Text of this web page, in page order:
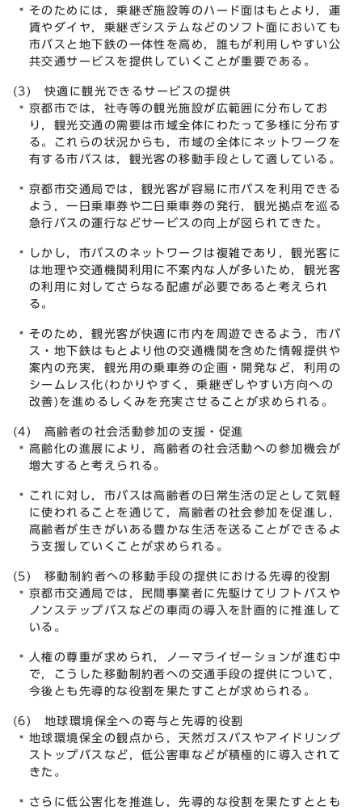
そのためには，乗継ぎ施設等のハード面はもとより，運
賃やダイヤ，乗継ぎシステムなどのソフト面においても
市バスと地下鉄の一体性を高め，誰もが利用しやすい公
共交通サービスを提供していくことが重要である。
(3) 快適に観光できるサービスの提供
京都市では，社寺等の観光施設が広範囲に分布してお
り，観光交通の需要は市域全体にわたって多様に分布す
る。これらの状況からも，市域の全体にネットワークを
有する市バスは，観光客の移動手段として適している。
京都市交通局では，観光客が容易に市バスを利用できる
よう，一日乗車券や二日乗車券の発行，観光拠点を巡る
急行バスの運行などサービスの向上が図られてきた。
しかし，市バスのネットワークは複雑であり，観光客に
は地理や交通機関利用に不案内な人が多いため，観光客
の利用に対してさらなる配慮が必要であると考えられ
る。
そのため，観光客が快適に市内を周遊できるよう，市バ
ス・地下鉄はもとより他の交通機関を含めた情報提供や
案内の充実，観光用の乗車券の企画・開発など，利用の
シームレス化(わかりやすく，乗継ぎしやすい方向への
改善)を進めるしくみを充実させることが求められる。
(4) 高齢者の社会活動参加の支援・促進
高齢化の進展により，高齢者の社会活動への参加機会が
増大すると考えられる。
これに対し，市バスは高齢者の日常生活の足として気軽
に使われることを通じて，高齢者の社会参加を促進し，
高齢者が生きがいある豊かな生活を送ることができるよ
う支援していくことが求められる。
(5) 移動制約者への移動手段の提供における先導的役割
京都市交通局では，民間事業者に先駆けてリフトバスや
ノンステップバスなどの車両の導入を計画的に推進して
いる。
人権の尊重が求められ，ノーマライゼーションが進む中
で，こうした移動制約者への交通手段の提供について，
今後とも先導的な役割を果たすことが求められる。
(6) 地球環境保全への寄与と先導的役割
地球環境保全の観点から，天然ガスバスやアイドリング
ストップバスなど，低公害車などが積極的に導入されて
きた。
さらに低公害化を推進し，先導的な役割を果たすととも